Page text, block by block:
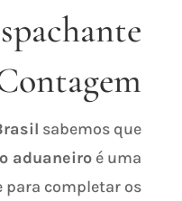
sabemos que
aduaneiro é uma
completar os